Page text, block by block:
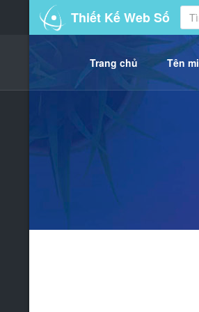
Thiết Kế Web Số
Trang chủ Tên